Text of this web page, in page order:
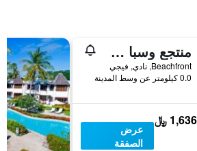
منتجع وسبا سوفيتل فيجي
Beachfront, نادي, فيجي
0.0 كيلومتر عن وسط المدينة
1,636 ﷼
عرض
الصفقة